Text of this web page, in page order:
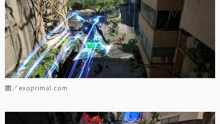
圖／exoprimal.com